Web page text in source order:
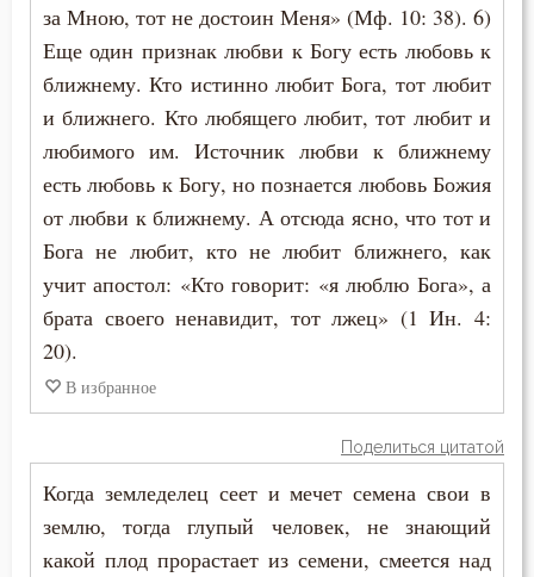
за Мною, тот не достоин Меня» (Мф. 10: 38). 6)
Еще один признак любви к Богу есть любовь к
ближнему. Кто истинно любит Бога, тот любит
и ближнего. Кто любящего любит, тот любит и
любимого им. Источник любви к ближнему
есть любовь к Богу, но познается любовь Божия
от любви к ближнему. А отсюда ясно, что тот и
Бога не любит, кто не любит ближнего, как
учит апостол: «Кто говорит: «я люблю Бога», а
брата своего ненавидит, тот лжец» (1 Ин. 4:
20).
В избранное
Поделиться цитатой
Когда земледелец сеет и мечет семена свои в
землю, тогда глупый человек, не знающий
какой плод прорастает из семени, смеется над